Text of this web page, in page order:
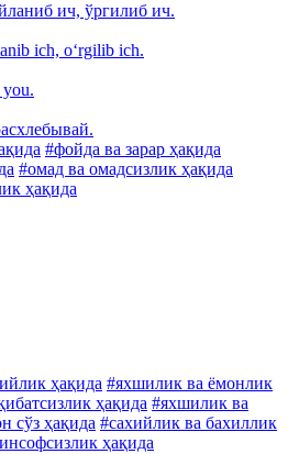
ич, ўргилиб ич.
ich, o‘rgilib ich.
#фойда ва зарар ҳақида
#омад ва омадсизлик ҳақида
ҳақида
ҳақида #яхшилик ва ёмонлик
ҳақида #яхшилик ва
сўз ҳақида #сахийлик ва бахиллик
ҳақида